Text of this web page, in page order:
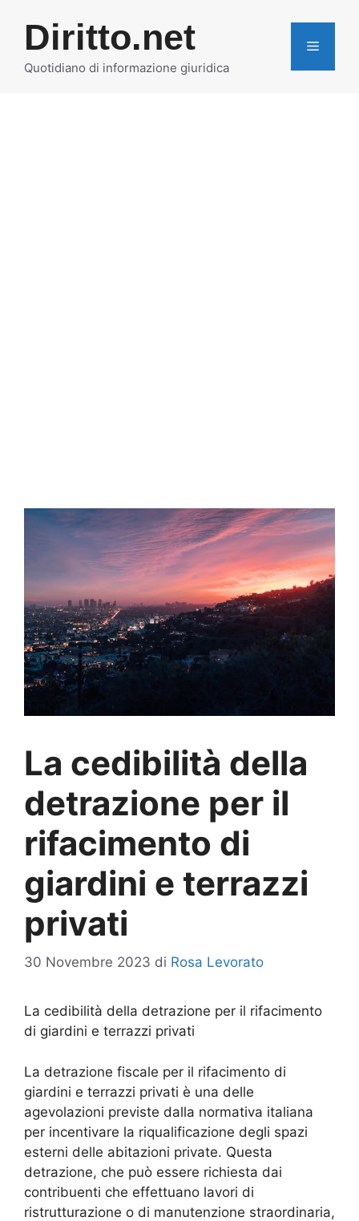
contenuto
Diritto.net
Quotidiano di informazione giuridica
MENU
La cedibilità della
detrazione per il
rifacimento di
giardini e terrazzi
privati
30 Novembre 2023 di Rosa Levorato
La cedibilità della detrazione per il rifacimento
di giardini e terrazzi privati
La detrazione fiscale per il rifacimento di
giardini e terrazzi privati è una delle
agevolazioni previste dalla normativa italiana
per incentivare la riqualificazione degli spazi
esterni delle abitazioni private. Questa
detrazione, che può essere richiesta dai
contribuenti che effettuano lavori di
ristrutturazione o di manutenzione straordinaria,